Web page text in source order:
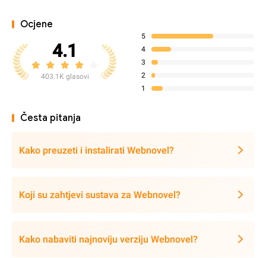
Ocjene
4.1
403.1K glasovi
5
4
3
2
1
Česta pitanja
Kako preuzeti i instalirati Webnovel?
Koji su zahtjevi sustava za Webnovel?
Kako nabaviti najnoviju verziju Webnovel?